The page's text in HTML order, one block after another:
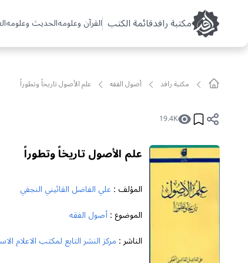
مکتبة رافدقائمة الكتب القرآن وعلومهالحديث وعلومه
مکتبة رافد أصول الفقه علم الأصول تاريخاً وتطوراً
19.4K
علم الأصول تاريخاً وتطوراً
المؤلف :علي الفاضل القائيني النجفي
الموضوع :أصول الفقه
الناشر : مركز النشر التابع لمكتب الاعلام